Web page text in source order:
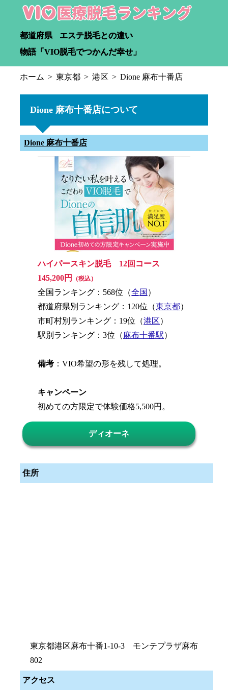
都道府県
エステ脱毛との違い
物語「VIO脱毛でつかんだ幸せ」
ホーム 東京都 港区 Dione 麻布十番店
Dione 麻布十番店について
Dione 麻布十番店
ハイパースキン脱毛 12回コース
145,200円
（税込）
全国ランキング：568位（全国 ）
都道府県別ランキング：120位（東京都）
市町村別ランキング：19位（港区）
駅別ランキング：3位（麻布十番駅）
備考 ：VIO希望の形を残して処理。
キャンペーン
初めての方限定で体験価格5,500円。
ディオーネ
住所
東京都港区麻布十番1-10-3 モンテプラザ麻布
802
アクセス